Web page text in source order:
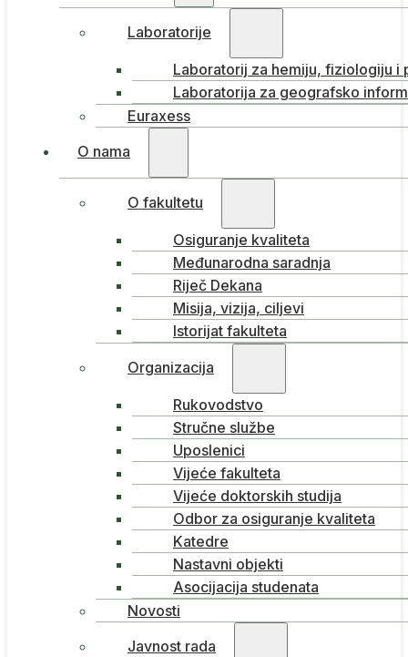
Laboratorije
Laboratorij za hemiju, fiziologiju i
Laboratorija za geografsko
Euraxess
O nama
O fakultetu
Osiguranje kvaliteta
Međunarodna saradnja
Riječ Dekana
Misija, vizija, ciljevi
Istorijat fakulteta
Organizacija
Rukovodstvo
Stručne službe
Uposlenici
Vijeće fakulteta
Vijeće doktorskih studija
Odbor za osiguranje kvaliteta
Katedre
Nastavni objekti
Asocijacija studenata
Novosti
Javnost rada